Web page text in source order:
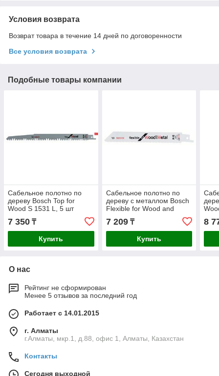
Условия возврата
Возврат товара в течение 14 дней по договоренности
Все условия возврата
Подобные товары компании
Сабельное полотно по
дереву Bosch Top for
Wood S 1531 L, 5 шт
7 350 ₸
Купить
Сабельное полотно по
дереву c металлом Bosch
Flexible for Wood and
7 209₸
Купить
8
О нас
Рейтинг не сформирован
Менее 5 отзывов за последний год
Работает с 14.01.2015
г. Алматы
г.Алматы, мкр.1, д.88, офис 1, Алматы, Казахстан
Контакты
Сегодня выходной